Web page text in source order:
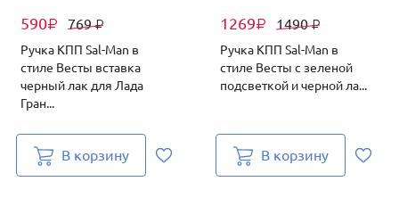
590₽ 769₽
Ручка КПП Sal-Man в
стиле Весты вставка
черный лак для Лада
Гран...
В корзину
1269₽ 1490₽
Ручка КПП Sal-Man в
стиле Весты с зеленой
подсветкой и черной ла...
В корзину